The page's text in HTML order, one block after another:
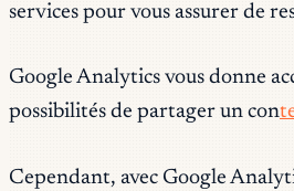
services pour vous assurer de
Google Analytics vous donne
possibilités de partager un con
Cependant, avec Google